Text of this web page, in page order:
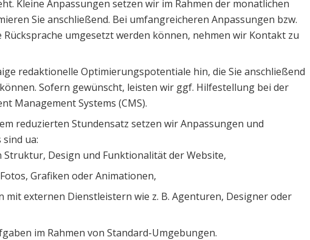
Kleine Anpassungen setzen wir im Rahmen der monatlichen
Sie anschließend. Bei umfangreicheren Anpassungen bzw.
Rücksprache umgesetzt werden können, nehmen wir Kontakt zu
redaktionelle Optimierungspotentiale hin, die Sie anschließend
Sofern gewünscht, leisten wir ggf. Hilfestellung bei der
Management Systems (CMS).
reduzierten Stundensatz setzen wir Anpassungen und
ua:
Struktur, Design und Funktionalität der Website,
Grafiken oder Animationen,
mit externen Dienstleistern wie z. B. Agenturen, Designer oder
im Rahmen von Standard-Umgebungen.